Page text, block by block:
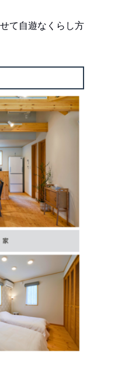
て自遊なくらし方